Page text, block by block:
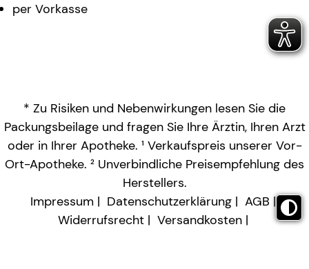
per Vorkasse
* Zu Risiken und Nebenwirkungen lesen Sie die
Packungsbeilage und fragen Sie Ihre Ärztin, Ihren Arzt
oder in Ihrer Apotheke. ¹ Verkaufspreis unserer Vor-
Ort-Apotheke. ² Unverbindliche Preisempfehlung des
Herstellers.
Impressum
Datenschutzerklärung
AGB
Widerrufsrecht
Versandkosten